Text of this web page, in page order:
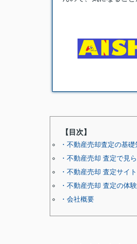
【目次】
・不動産売却査定の基
・不動産売却 査定で見
・不動産売却 査定サイ
・不動産売却 査定の体
・会社概要